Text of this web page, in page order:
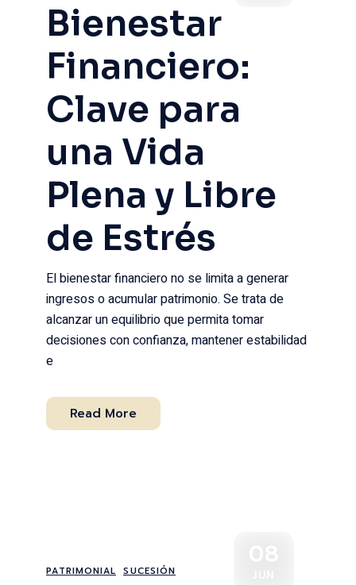
Bienestar
Financiero:
Clave para
una Vida
Plena y Libre
de Estrés
El bienestar financiero no se limita a generar
ingresos o acumular patrimonio. Se trata de
alcanzar un equilibrio que permita tomar
decisiones con confianza, mantener estabilidad
e
Read More
PATRIMONIAL SUCESIÓN